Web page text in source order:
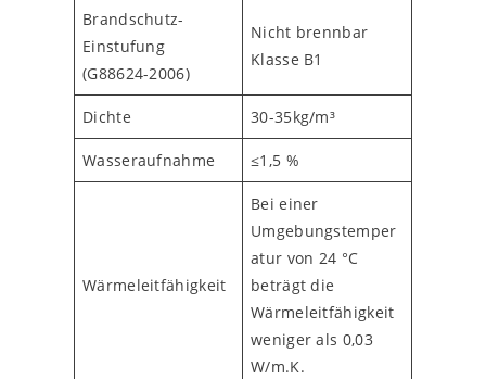
Brandschutz-
Einstufung
(G88624-2006)
Nicht brennbar
Klasse B1
Dichte 30-35kg/m³
Wasseraufnahme ≤1,5 %
Wärmeleitfähigkeit
Bei einer
Umgebungstemper
atur von 24 °C
beträgt die
Wärmeleitfähigkeit
weniger als 0,03
W/m.K.